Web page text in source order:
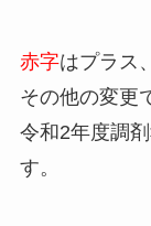
赤字はプラス、
その他の変更
令和2年度調
す。